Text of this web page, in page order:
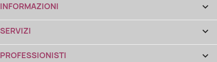
INFORMAZIONI 
SERVIZI 
PROFESSIONISTI 